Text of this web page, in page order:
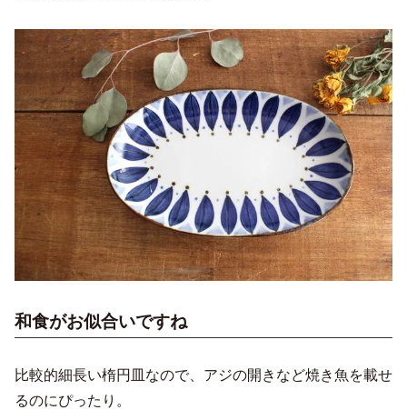
和食がお似合いですね
比較的細長い楕円皿なので、アジの開きなど焼き魚を載せ
るのにぴったり。